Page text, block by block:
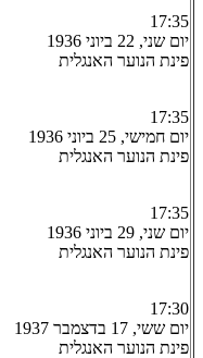
17:35
יום שני, 22 ביוני 1936
פינת הנוער האנגלית
17:35
יום חמישי, 25 ביוני 1936
פינת הנוער האנגלית
17:35
יום שני, 29 ביוני 1936
פינת הנוער האנגלית
17:30
יום ששי, 17 בדצמבר 1937
פינת הנוער האנגלית